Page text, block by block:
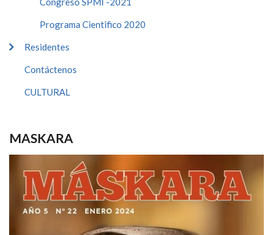
Programa Cientifico 2020
Residentes
Contáctenos
CULTURAL
MASKARA